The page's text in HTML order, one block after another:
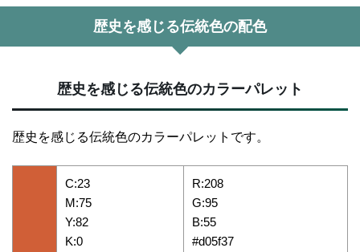
歴史を感じる伝統色の配色
歴史を感じる伝統色のカラーパレット
歴史を感じる伝統色のカラーパレットです。
C:23
M:75
Y:82
K:0
R:208
G:95
B:55
#d05f37